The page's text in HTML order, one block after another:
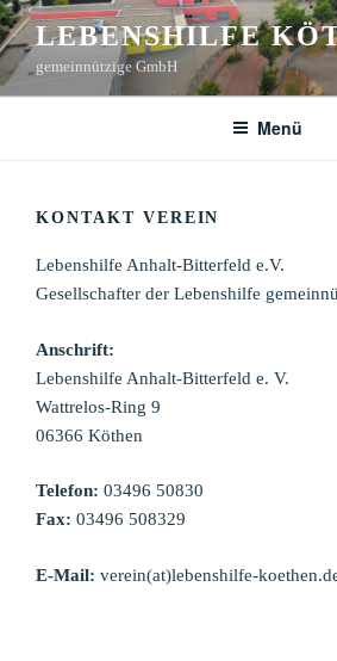
Zum
Inhalt
springen
LEBENSHILFE
gemeinnützige GmbH
Menü
KONTAKT VEREIN
Lebenshilfe Anhalt-Bitterfeld e.V.
Gesellschafter der Lebenshilfe
Anschrift:
Lebenshilfe Anhalt-Bitterfeld e. V.
Wattrelos-Ring 9
06366 Köthen
Telefon: 03496 50830
Fax: 03496 508329
E-Mail: verein(at)lebenshilfe-